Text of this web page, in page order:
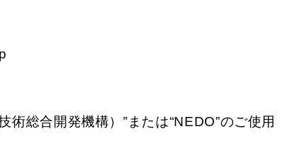
総合開発機構）”または“NEDO”のご使用